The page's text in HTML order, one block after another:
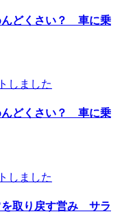
んどくさい？ 車に乗
しました
んどくさい？ 車に乗
しました
取り戻す営み サラ